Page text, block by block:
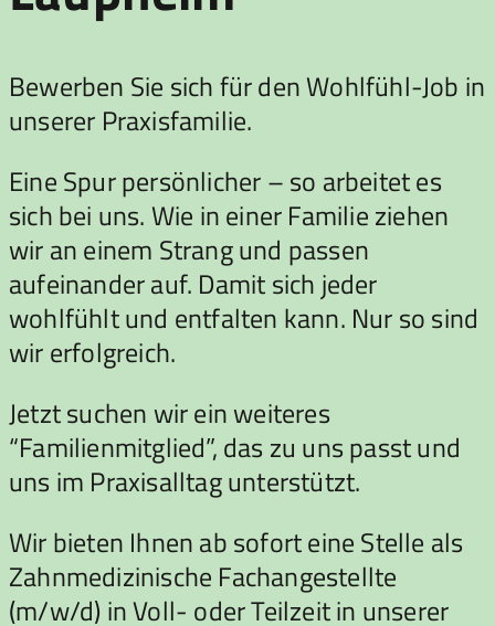
Bewerben Sie sich für den Wohlfühl-Job in
unserer Praxisfamilie.
Eine Spur persönlicher – so arbeitet es
sich bei uns. Wie in einer Familie ziehen
wir an einem Strang und passen
aufeinander auf. Damit sich jeder
wohlfühlt und entfalten kann. Nur so sind
wir erfolgreich.
Jetzt suchen wir ein weiteres
“Familienmitglied”, das zu uns passt und
uns im Praxisalltag unterstützt.
Wir bieten Ihnen ab sofort eine Stelle als
Zahnmedizinische Fachangestellte
(m/w/d) in Voll- oder Teilzeit in unserer